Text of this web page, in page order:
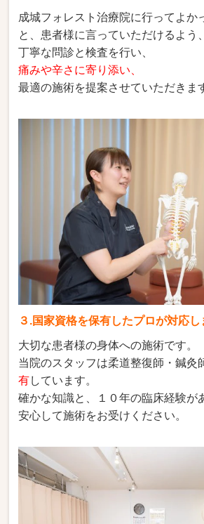
成城フォレスト治療院に行ってよか
と、患者様に言っていただけるよう、
丁寧な問診と検査を行い、
痛みや辛さに寄り添い、
最適の施術を提案させていただきま
３.国家資格を保有したプロが対応し
大切な患者様の身体への施術です。
当院のスタッフは柔道整復師・鍼灸
有しています。
確かな知識と、１０年の臨床経験が
安心して施術をお受けください。